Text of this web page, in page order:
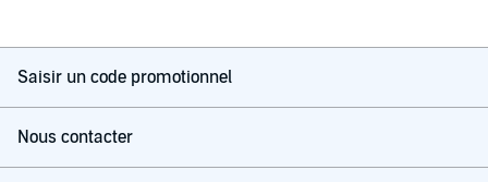
Saisir un code promotionnel
Nous contacter